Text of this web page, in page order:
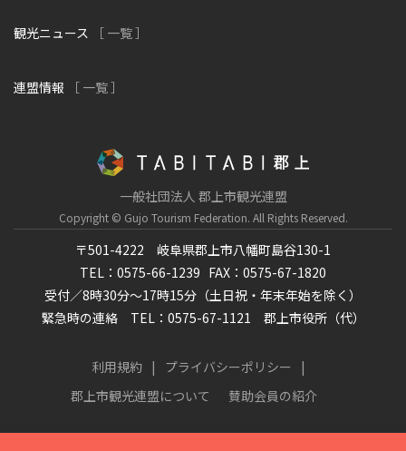
観光ニュース ［ 一覧 ］
連盟情報 ［ 一覧 ］
一般社団法人 郡上市観光連盟
Copyright © Gujo Tourism Federation. All Rights Reserved.
〒501-4222 岐阜県郡上市八幡町島谷130-1
TEL：0575-66-1239 FAX：0575-67-1820
受付／8時30分～17時15分（土日祝・年末年始を除く）
緊急時の連絡 TEL：0575-67-1121 郡上市役所（代）
利用規約
プライバシーポリシー
郡上市観光連盟について
賛助会員の紹介